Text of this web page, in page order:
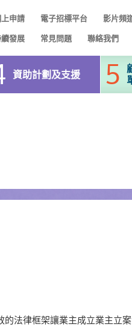
申請 電子招標平台 影片頻
發展 常見問題 聯絡我們
資助計劃及支援
法律框架讓業主成立業主立